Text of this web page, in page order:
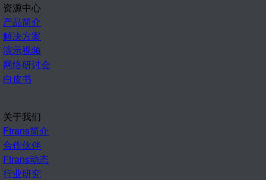
资源中心
产品简介
解决方案
演示视频
网络研讨会
白皮书
关于我们
Ftrans简介
合作伙伴
Ftrans动态
行业研究